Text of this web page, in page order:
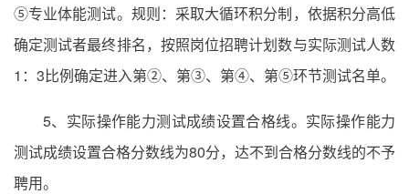
⑤专业体能测试。规则：采取大循环积分制，依据积分高低
确定测试者最终排名，按照岗位招聘计划数与实际测试人数
1：3比例确定进入第②、第③、第④、第⑤环节测试名单。
5、实际操作能力测试成绩设置合格线。实际操作能力
测试成绩设置合格分数线为80分，达不到合格分数线的不予
聘用。